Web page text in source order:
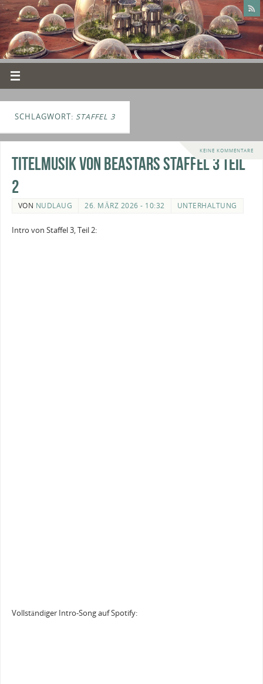
SCHLAGWORT: STAFFEL 3
KEINE KOMMENTARE
Titelmusik von Beastars Staffel 3 Teil
2
VON NUDLAUG 26. MÄRZ 2026 - 10:32 UNTERHALTUNG
Intro von Staffel 3, Teil 2:
Vollständiger Intro-Song auf Spotify: